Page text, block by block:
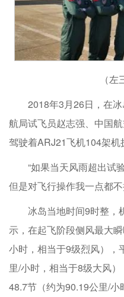
（左
2018年3月26日，在
航局试飞员赵志强、中国
驾驶着ARJ21飞机104架机
“如果当天风雨超出试
但是对飞行操作我一点都不
冰岛当地时间9时整，
示，在起飞阶段侧风最大
小时，相当于9级烈风），
里/小时，相当于8级大风
48.7节（约为90.19公里/